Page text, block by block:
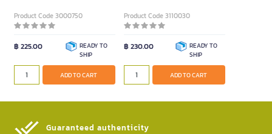
Product Code 3000750
฿ 225.00
READY TO
SHIP
ADD TO CART
Product Code 3110030
฿ 230.00
READY TO
SHIP
ADD TO CART
Guaranteed authenticity​